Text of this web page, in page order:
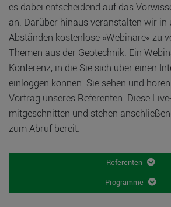
es dabei entscheidend auf das
an. Darüber hinaus veranstalten wir in
Abständen kostenlose »Webinare« zu
Themen aus der Geotechnik. Ein
Konferenz, in die Sie sich über einen
einloggen können. Sie sehen und
Vortrag unseres Referenten. Diese
mitgeschnitten und stehen
zum Abruf bereit.
Referenten
Programme